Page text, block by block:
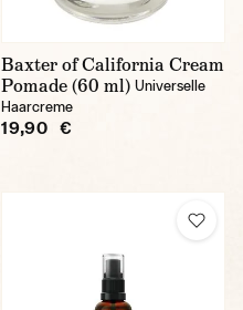
Baxter of California Cream
Pomade (60 ml) Universelle
Haarcreme
19,90 €